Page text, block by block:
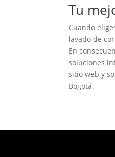
Tu
Cuando
lavado de
En
soluciones
sitio web y
Bogotá.